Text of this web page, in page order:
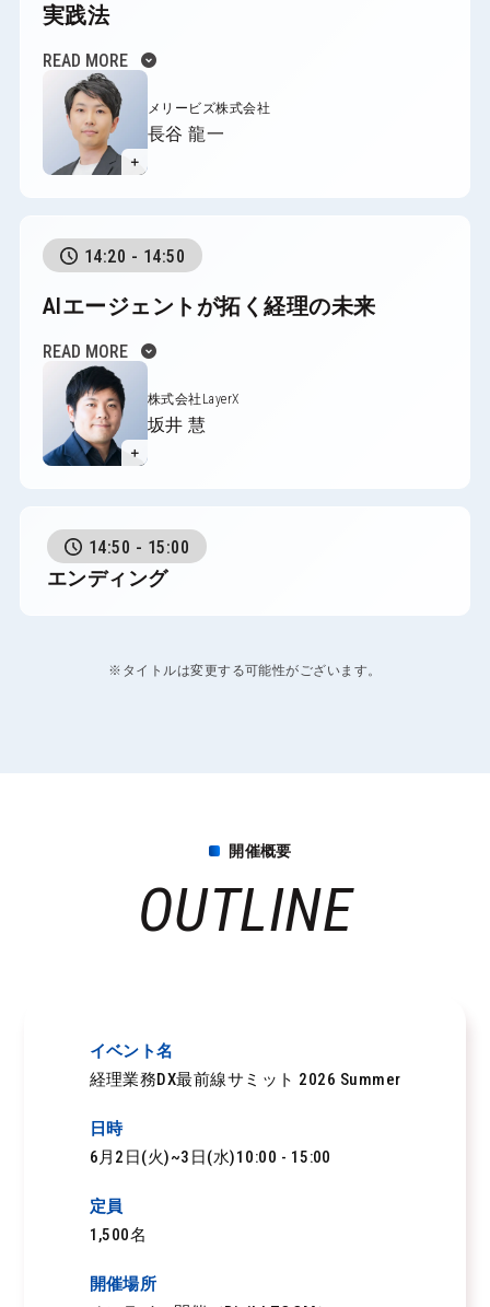
実践法
READ MORE expand_circle_down
＋
メリービズ株式会社
長谷 龍一
14:20 - 14:50
AIエージェントが拓く経理の未来
READ MORE expand_circle_down
＋
株式会社LayerX
坂井 慧
14:50 - 15:00
エンディング
※タイトルは変更する可能性がございます。
開催概要
OUTLINE
イベント名
経理業務DX最前線サミット 2026 Summer
日時
6月2日(火)~3日(水)10:00 - 15:00
定員
1,500名
開催場所